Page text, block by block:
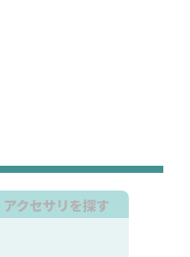
アクセサリを探す